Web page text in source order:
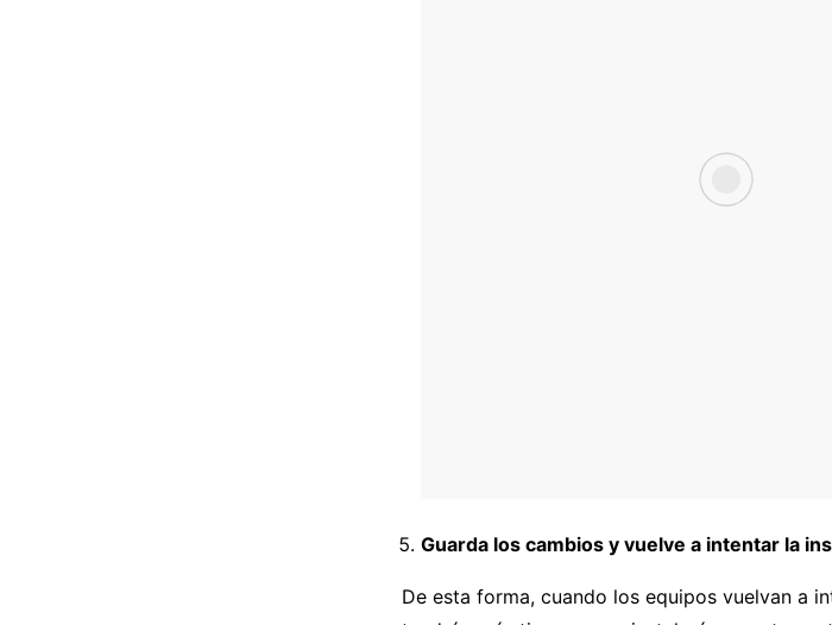
Guarda los cambios y vuelve a intentar la
De esta forma, cuando los equipos vuelvan a